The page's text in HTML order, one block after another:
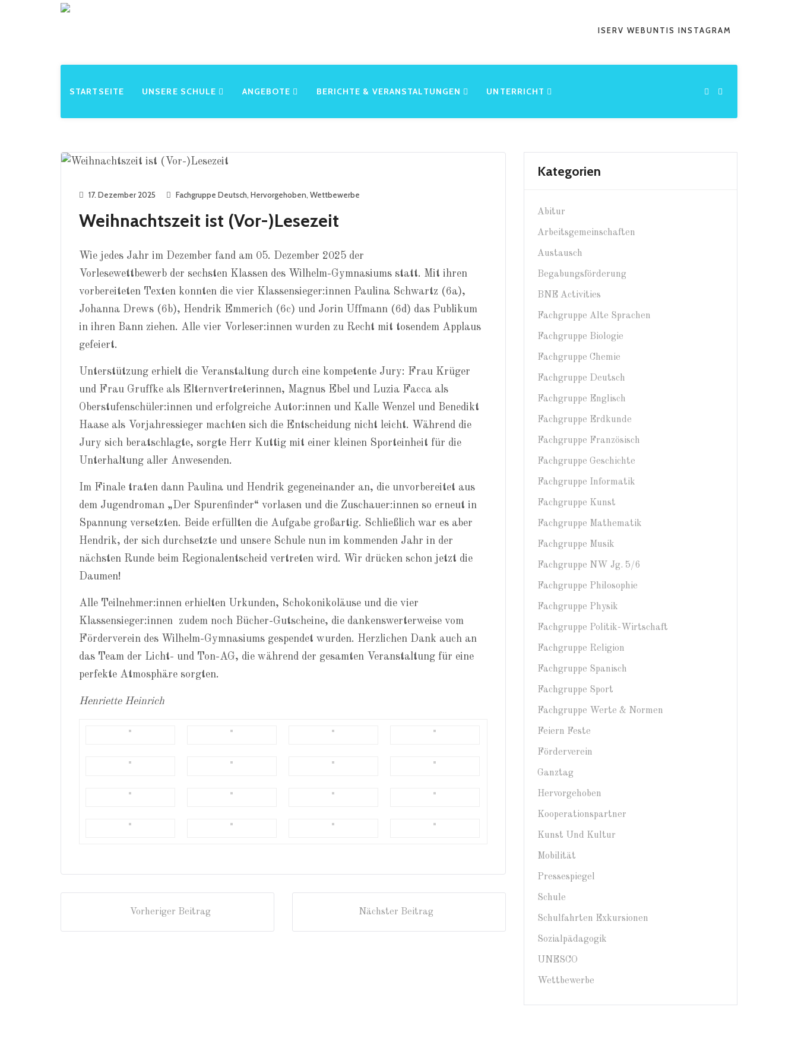
ISERV WEBUNTIS INSTAGRAM
STARTSEITE UNSERE SCHULE ANGEBOTE BERICHTE & VERANSTALTUNGEN UNTERRICHT
17. Dezember 2025 Fachgruppe Deutsch, Hervorgehoben, Wettbewerbe
Weihnachtszeit ist (Vor-)Lesezeit
Wie jedes Jahr im Dezember fand am 05. Dezember 2025 der
Vorlesewettbewerb der sechsten Klassen des Wilhelm-Gymnasiums statt. Mit ihren
vorbereiteten Texten konnten die vier Klassensieger:innen Paulina Schwartz (6a),
Johanna Drews (6b), Hendrik Emmerich (6c) und Jorin Uffmann (6d) das Publikum
in ihren Bann ziehen. Alle vier Vorleser:innen wurden zu Recht mit tosendem Applaus
gefeiert.
Unterstützung erhielt die Veranstaltung durch eine kompetente Jury: Frau Krüger
und Frau Gruffke als Elternvertreterinnen, Magnus Ebel und Luzia Facca als
Oberstufenschüler:innen und erfolgreiche Autor:innen und Kalle Wenzel und Benedikt
Haase als Vorjahressieger machten sich die Entscheidung nicht leicht. Während die
Jury sich beratschlagte, sorgte Herr Kuttig mit einer kleinen Sporteinheit für die
Unterhaltung aller Anwesenden.
Im Finale traten dann Paulina und Hendrik gegeneinander an, die unvorbereitet aus
dem Jugendroman „Der Spurenfinder“ vorlasen und die Zuschauer:innen so erneut in
Spannung versetzten. Beide erfüllten die Aufgabe großartig. Schließlich war es aber
Hendrik, der sich durchsetzte und unsere Schule nun im kommenden Jahr in der
nächsten Runde beim Regionalentscheid vertreten wird. Wir drücken schon jetzt die
Daumen!
Alle Teilnehmer:innen erhielten Urkunden, Schokonikoläuse und die vier
Klassensieger:innen zudem noch Bücher-Gutscheine, die dankenswerterweise vom
Förderverein des Wilhelm-Gymnasiums gespendet wurden. Herzlichen Dank auch an
das Team der Licht- und Ton-AG, die während der gesamten Veranstaltung für eine
perfekte Atmosphäre sorgten.
Henriette Heinrich
Vorheriger Beitrag Nächster Beitrag
Kategorien
Abitur
Arbeitsgemeinschaften
Austausch
Begabungsförderung
BNE Activities
Fachgruppe Alte Sprachen
Fachgruppe Biologie
Fachgruppe Chemie
Fachgruppe Deutsch
Fachgruppe Englisch
Fachgruppe Erdkunde
Fachgruppe Französisch
Fachgruppe Geschichte
Fachgruppe Informatik
Fachgruppe Kunst
Fachgruppe Mathematik
Fachgruppe Musik
Fachgruppe NW Jg. 5/6
Fachgruppe Philosophie
Fachgruppe Physik
Fachgruppe Politik-Wirtschaft
Fachgruppe Religion
Fachgruppe Spanisch
Fachgruppe Sport
Fachgruppe Werte & Normen
Feiern Feste
Förderverein
Ganztag
Hervorgehoben
Kooperationspartner
Kunst Und Kultur
Mobilität
Pressespiegel
Schule
Schulfahrten Exkursionen
Sozialpädagogik
UNESCO
Wettbewerbe